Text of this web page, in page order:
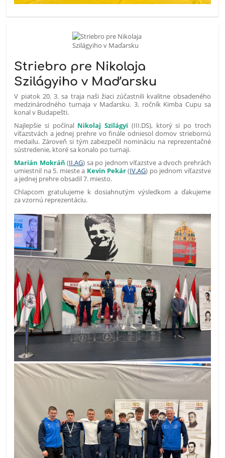
Striebro pre Nikolaja
Szilágyiho v Maďarsku
V piatok 20. 3. sa traja naši žiaci zúčastnili kvalitne obsadeného
medzinárodného turnaja v Maďarsku. 3. ročník Kimba Cupu sa
konal v Budapešti.
Najlepšie si počínal Nikolaj Szilágyi (III.DS), ktorý si po troch
víťazstvách a jednej prehre vo finále odniesol domov striebornú
medailu. Zároveň si tým zabezpečil nomináciu na reprezentačné
sústredenie, ktoré sa konalo po turnaji.
Marián Mokráň(II.AG) sa po jednom víťazstve a dvoch prehrách
umiestnil na 5. mieste a Kevin Pekár(IV.AG) po jednom víťazstve
a jednej prehre obsadil 7. miesto.
Chlapcom gratulujeme k dosiahnutým výsledkom a ďakujeme
za vzornú reprezentáciu.